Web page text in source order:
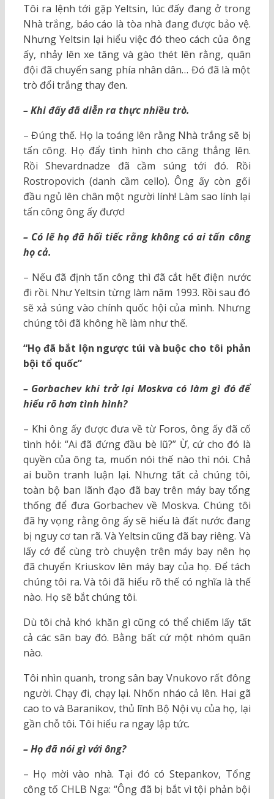
Tôi ra lệnh tới gặp Yeltsin, lúc đấy đang ở trong
Nhà trắng, báo cáo là tòa nhà đang được bảo vệ.
Nhưng Yeltsin lại hiểu việc đó theo cách của ông
ấy, nhảy lên xe tăng và gào thét lên rằng, quân
đội đã chuyển sang phía nhân dân… Đó đã là một
trò đổi trắng thay đen.
– Khi đấy đã diễn ra thực nhiều trò.
– Đúng thế. Họ la toáng lên rằng Nhà trắng sẽ bị
tấn công. Họ đẩy tình hình cho căng thẳng lên.
Rồi Shevardnadze đã cầm súng tới đó. Rồi
Rostropovich (danh cầm cello). Ông ấy còn gối
đầu ngủ lên chân một người lính! Làm sao lính lại
tấn công ông ấy được!
– Có lẽ họ đã hối tiếc rằng không có ai tấn công
họ cả.
– Nếu đã định tấn công thì đã cắt hết điện nước
đi rồi. Như Yeltsin từng làm năm 1993. Rồi sau đó
sẽ xả súng vào chính quốc hội của mình. Nhưng
chúng tôi đã không hề làm như thế.
“Họ đã bắt lộn ngược túi và buộc cho tôi phản
bội tổ quốc”
– Gorbachev khi trở lại Moskva có làm gì đó để
hiểu rõ hơn tình hình?
– Khi ông ấy được đưa về từ Foros, ông ấy đã cố
tình hỏi: “Ai đã đứng đầu bè lũ?” Ừ, cứ cho đó là
quyền của ông ta, muốn nói thế nào thì nói. Chả
ai buồn tranh luận lại. Nhưng tất cả chúng tôi,
toàn bộ ban lãnh đạo đã bay trên máy bay tổng
thống để đưa Gorbachev về Moskva. Chúng tôi
đã hy vọng rằng ông ấy sẽ hiểu là đất nước đang
bị nguy cơ tan rã. Và Yeltsin cũng đã bay riêng. Và
lấy cớ để cùng trò chuyện trên máy bay nên họ
đã chuyển Kriuskov lên máy bay của họ. Để tách
chúng tôi ra. Và tôi đã hiểu rõ thế có nghĩa là thế
nào. Họ sẽ bắt chúng tôi.
Dù tôi chả khó khăn gì cũng có thể chiếm lấy tất
cả các sân bay đó. Bằng bất cứ một nhóm quân
nào.
Tôi nhìn quanh, trong sân bay Vnukovo rất đông
người. Chạy đi, chạy lại. Nhốn nháo cả lên. Hai gã
cao to và Baranikov, thủ lĩnh Bộ Nội vụ của họ, lại
gần chỗ tôi. Tôi hiểu ra ngay lập tức.
– Họ đã nói gì với ông?
– Họ mời vào nhà. Tại đó có Stepankov, Tổng
công tố CHLB Nga: “Ông đã bị bắt vì tội phản bội